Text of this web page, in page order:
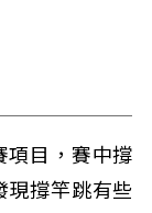
項目，賽中撐
現撐竿跳有些